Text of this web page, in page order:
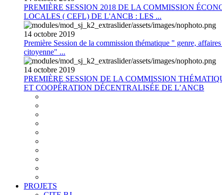
PREMIÈRE SESSION 2018 DE LA COMMISSION
LOCALES ( CEFL) DE L'ANCB : LES ...
14 octobre 2019
Première Session de la commission thématique " genre,
citoyenne" ...
14 octobre 2019
PREMIÈRE SESSION DE LA COMMISSION
ET COOPÉRATION DÉCENTRALISÉE DE L’ANCB
PROJETS